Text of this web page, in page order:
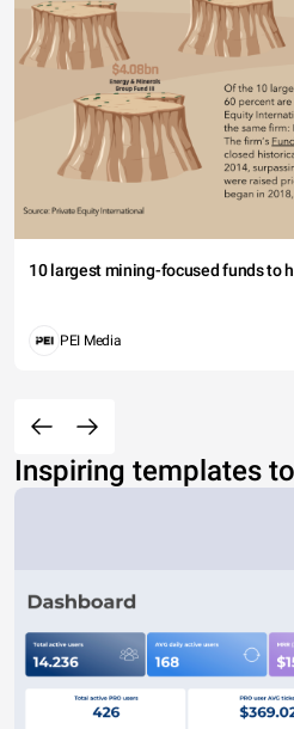
10 largest mining-focused funds to
PEI Media
Inspiring templates